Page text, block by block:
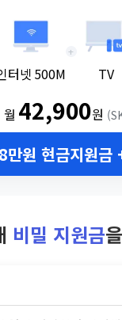
터넷 500M
+
TV
월 42,900원
만원 현금지원금
비밀 지원금